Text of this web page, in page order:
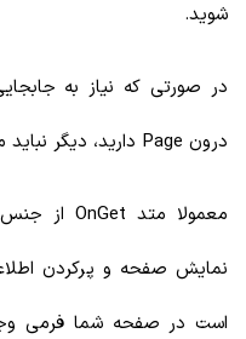
شوید.
در صورتی که نیاز به
درون Page دارید، دیگر نباید متد مدنظر را void تعریف کنید.
نمایش صفحه و پرکردن